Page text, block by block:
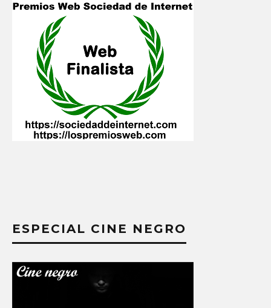
ESPECIAL CINE NEGRO